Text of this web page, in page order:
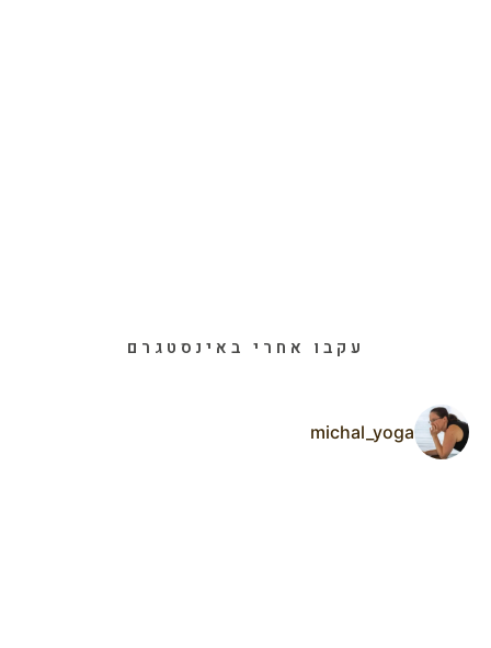
עקבו אחרי באינסטגרם
michal_yoga